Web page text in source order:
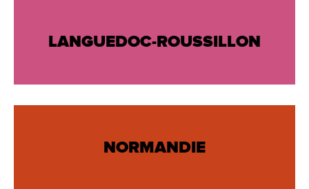
LANGUEDOC-ROUSSILLON
NORMANDIE